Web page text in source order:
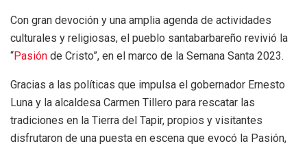
Con gran devoción y una amplia agenda de actividades
culturales y religiosas, el pueblo santabarbareño revivió la
“Pasión de Cristo”, en el marco de la Semana Santa 2023.
Gracias a las políticas que impulsa el gobernador Ernesto
Luna y la alcaldesa Carmen Tillero para rescatar las
tradiciones en la Tierra del Tapir, propios y visitantes
disfrutaron de una puesta en escena que evocó la Pasión,